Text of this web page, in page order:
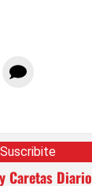
Suscribite
Caretas Diario